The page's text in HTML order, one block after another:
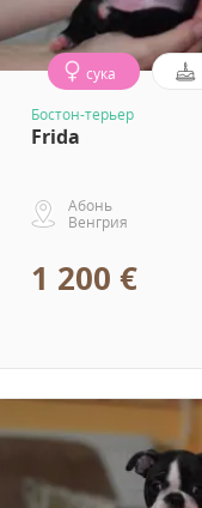
сука
Бостон-терьер
Frida
Абонь
Венгрия
1 200 €